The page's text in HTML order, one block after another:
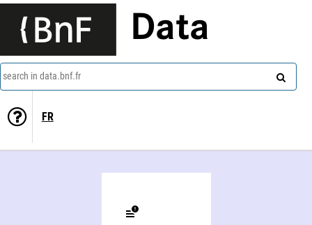
Data
search in data.bnf.fr
FR